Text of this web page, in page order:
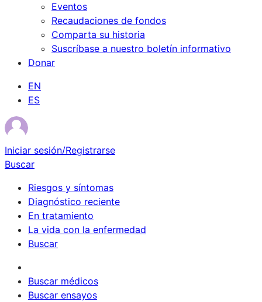
Eventos
Recaudaciones de fondos
Comparta su historia
Suscríbase a nuestro boletín informativo
Donar
EN
ES
Iniciar sesión/Registrarse
Buscar
Riesgos y síntomas
Diagnóstico reciente
En tratamiento
La vida con la enfermedad
Buscar
Buscar médicos
Buscar ensayos